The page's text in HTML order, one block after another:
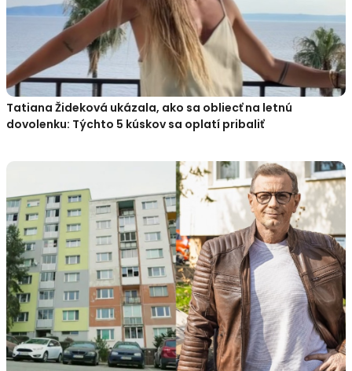
Tatiana Žideková ukázala, ako sa obliecť na letnú
dovolenku: Týchto 5 kúskov sa oplatí pribaliť